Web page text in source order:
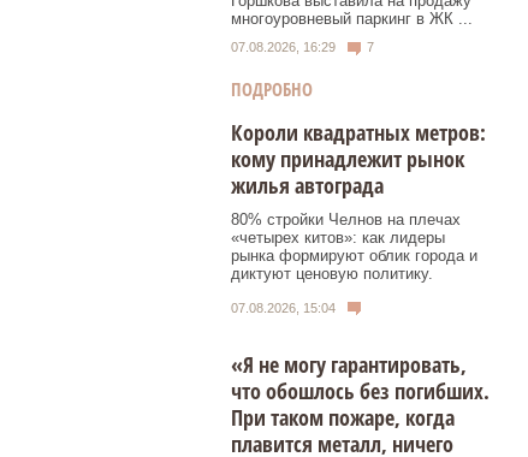
многоуровневый паркинг в ЖК ...
07.08.2026, 16:29 7
ПОДРОБНО
Короли квадратных метров:
кому принадлежит рынок
жилья автограда
80% стройки Челнов на плечах
«четырех китов»: как лидеры
рынка формируют облик города и
диктуют ценовую политику.
07.08.2026, 15:04
«Я не могу гарантировать,
что обошлось без погибших.
При таком пожаре, когда
плавится металл, ничего